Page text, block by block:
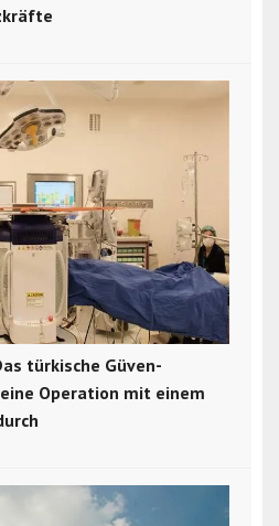
türkische Güven-
Operation mit einem